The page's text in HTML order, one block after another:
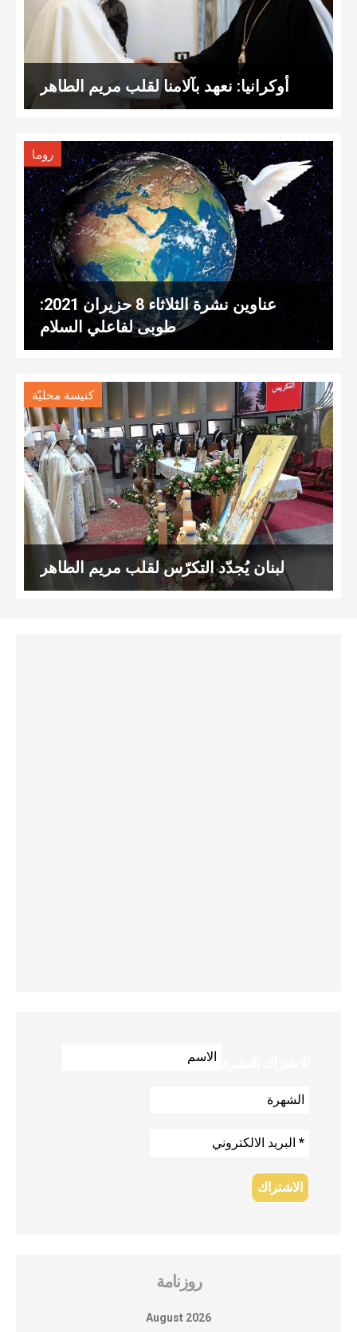
أوكرانيا: نعهد بآلامنا لقلب مريم الطاهر
روما
عناوين نشرة الثلاثاء 8 حزيران 2021:
طوبى لفاعلي السلام
كنيسة محليّة
لبنان يُجدّد التكرّس لقلب مريم الطاهر
روزنامة
August 2026